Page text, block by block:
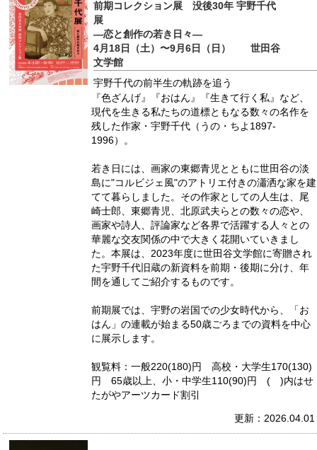
前期コレクション展 没後30年 宇野千代
展
―恋と創作の若き日々―
4月18日（土）〜9月6日（日） 世田谷
文学館
宇野千代の前半生の軌跡を追う
『色ざんげ』『おはん』『生きて行く私』など、
現代を生きる私たちの道標ともなる数々の名作を
残した作家・宇野千代（うの・ちよ1897-
1996）。
若き日には、画家の東郷青児とともに世田谷の淡
島に"コルビジェ風"のアトリエ付きの瀟洒な家を建
てて暮らしました。その作家としての人生は、尾
崎士郎、東郷青児、北原武夫らとの数々の恋や、
画家や詩人、評論家など各界で活躍する人々との
華麗な交友関係の中で大きく花開いていきまし
た。本展は、2023年度に世田谷文学館に寄贈され
た宇野千代旧蔵の新資料を前期・後期に分け、年
間を通してご紹介するものです。
前期展では、宇野の岩国での少女時代から、「お
はん」の連載が始まる50歳ごろまでの資料を中心
に展示します。
観覧料：一般220(180)円 高校・大学生170(130)
円 65歳以上、小・中学生110(90)円 ( )内はせ
たがやアーツカード割引
更新：2026.04.01